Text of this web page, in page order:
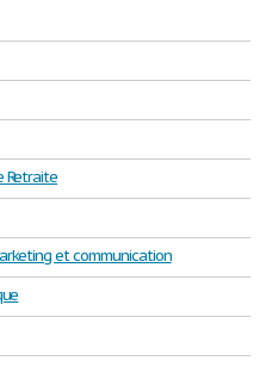
Retraite
et communication